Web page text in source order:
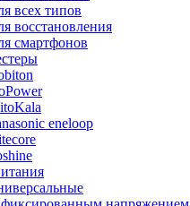
всех типов
восстановления
смартфонов
eneloop